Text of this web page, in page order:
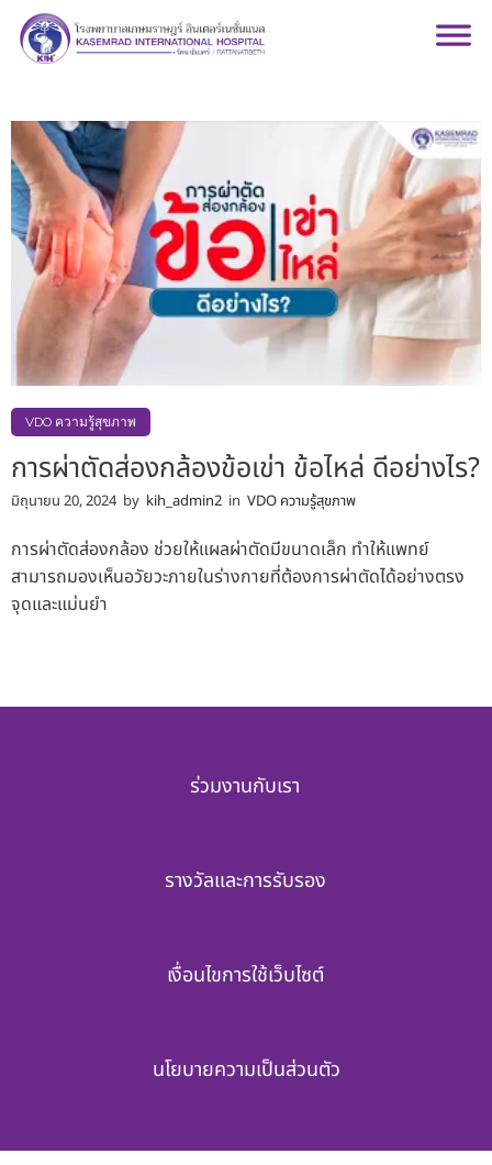
VDO ความรู้สุขภาพ
การผ่าตัดส่องกล้องข้อเข่า ข้อไหล่ ดีอย่างไร?
มิถุนายน 20, 2024 by kih_admin2 in VDO ความรู้สุขภาพ
การผ่าตัดส่องกล้อง ช่วยให้แผลผ่าตัดมีขนาดเล็ก ทำให้แพทย์
สามารถมองเห็นอวัยวะภายในร่างกายที่ต้องการผ่าตัดได้อย่างตรง
จุดและแม่นยำ
ร่วมงานกับเรา
รางวัลและการรับรอง
เงื่อนไขการใช้เว็บไซต์
นโยบายความเป็นส่วนตัว